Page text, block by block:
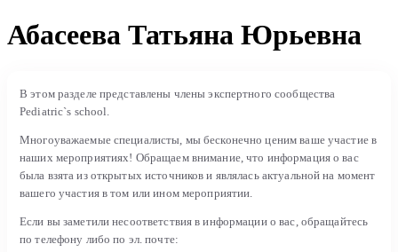
Абасеева Татьяна Юрьевна
В этом разделе представлены члены экспертного сообщества
Pediatric`s school.
Многоуважаемые специалисты, мы бесконечно ценим ваше участие в
наших мероприятиях! Обращаем внимание, что информация о вас
была взята из открытых источников и являлась актуальной на момент
вашего участия в том или ином мероприятии.
Если вы заметили несоответствия в информации о вас, обращайтесь
по телефону либо по эл. почте: